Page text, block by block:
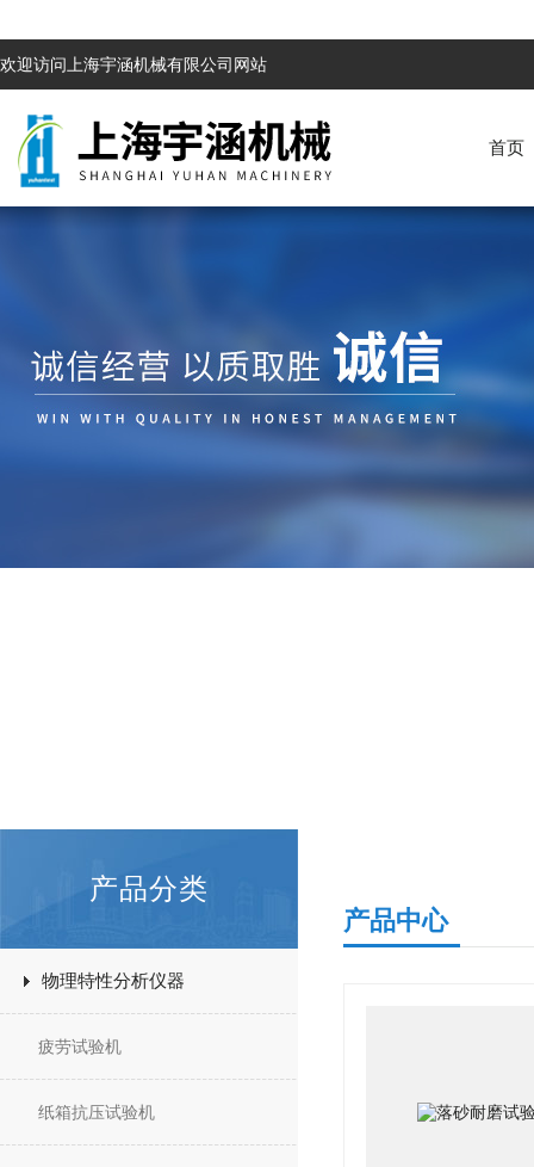
欢迎访问上海宇涵机械有限公司网站
首页
产品分类
物理特性分析仪器
疲劳试验机
纸箱抗压试验机
产品中心